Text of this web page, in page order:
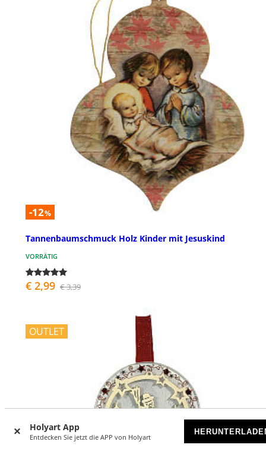
Holyart App
Entdecken Sie jetzt die APP von Holyart
-12%
Tannenbaumschmuck Holz Kinder mit Jesuskind
VORRÄTIG
€ 2,99 € 3,39
OUTLET